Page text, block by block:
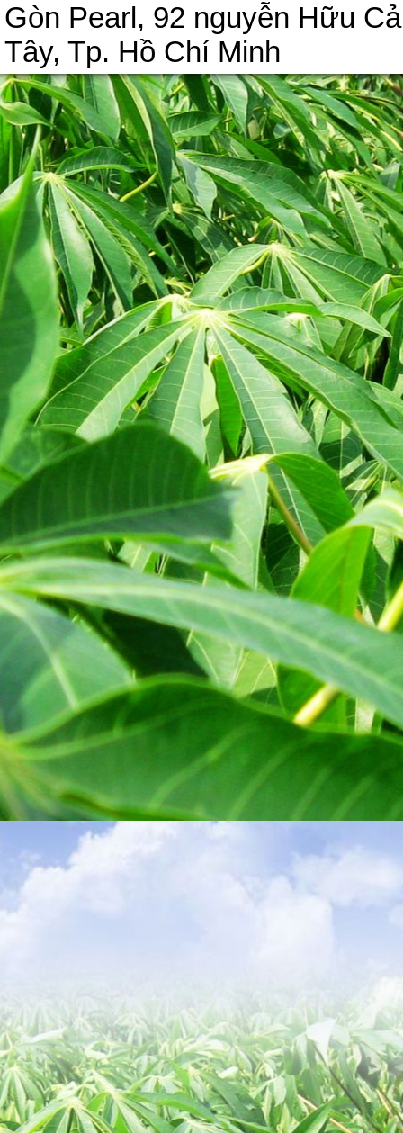
Gòn Pearl, 92 nguyễn Hữu
Tây, Tp. Hồ Chí Minh